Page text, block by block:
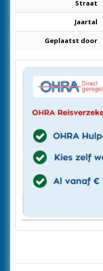
Straat
Jaartal
Geplaatst door